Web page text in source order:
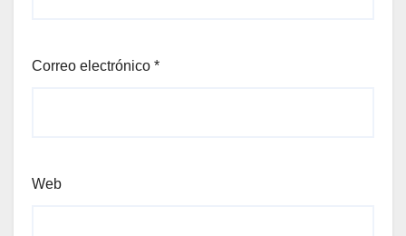
Correo electrónico *
Web